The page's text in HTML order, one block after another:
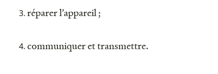
réparer l’appareil ;
communiquer et transmettre.